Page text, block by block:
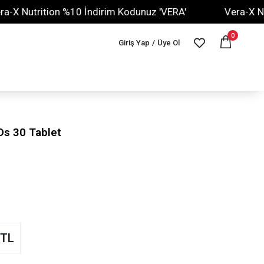
%10 İndirim Kodunuz 'VERA' Vera-X
Giriş Yap / Üye Ol
0
30 Tablet